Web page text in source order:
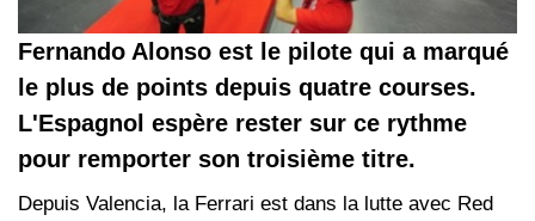
Fernando Alonso est le pilote qui a marqué
le plus de points depuis quatre courses.
L'Espagnol espère rester sur ce rythme
pour remporter son troisième titre.
Depuis Valencia, la Ferrari est dans la lutte avec Red